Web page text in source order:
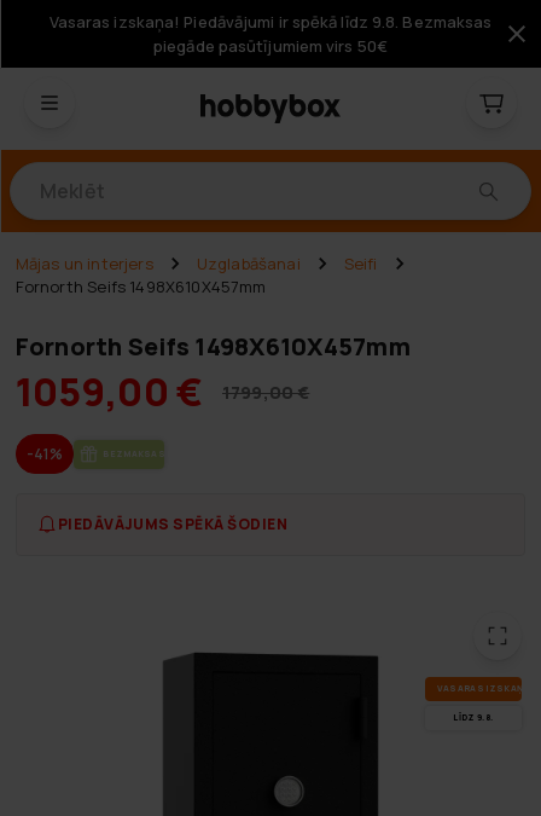
Vasaras izskaņa! Piedāvājumi ir spēkā līdz 9.8. Bezmaksas
piegāde pasūtījumiem virs 50€
Mājas un interjers Uzglabāšanai
Seifi
Fornorth Seifs 1498X610X457mm
Fornorth Seifs 1498X610X457mm
1059,00 € 1799,00 €
-41% BEZ­MAK­SAS PIE­GĀ­DE
PIEDĀVĀJUMS SPĒKĀ ŠODIEN
VA­SA­RAS IZ­SKA­ŅA
LĪDZ 9.8.